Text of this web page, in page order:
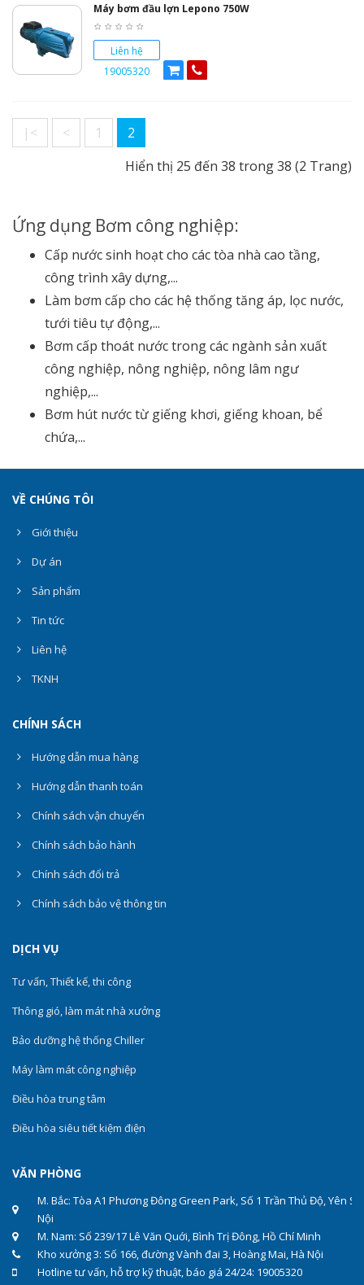
Máy bơm đầu lợn Lepono 750W
Liên hệ
19005320
|< < 1
2
Hiển thị 25 đến 38 trong 38 (2 Trang)
Ứng dụng Bơm công nghiệp:
Cấp nước sinh hoạt cho các tòa nhà cao tầng,
công trình xây dựng,...
Làm bơm cấp cho các hệ thống tăng áp, lọc nước,
tưới tiêu tự động,...
Bơm cấp thoát nước trong các ngành sản xuất
công nghiệp, nông nghiệp, nông lâm ngư
nghiệp,...
Bơm hút nước từ giếng khơi, giếng khoan, bể
chứa,...
VỀ CHÚNG TÔI
Giới thiệu
Dự án
Sản phẩm
Tin tức
Liên hệ
TKNH
CHÍNH SÁCH
Hướng dẫn mua hàng
Hướng dẫn thanh toán
Chính sách vận chuyển
Chính sách bảo hành
Chính sách đổi trả
Chính sách bảo vệ thông tin
DỊCH VỤ
Tư vấn, Thiết kế, thi công
Thông gió, làm mát nhà xưởng
Bảo dưỡng hệ thống Chiller
Máy làm mát công nghiệp
Điều hòa trung tâm
Điều hòa siêu tiết kiệm điện
VĂN PHÒNG
M. Bắc: Tòa A1 Phương Đông Green Park, Số 1 Trần Thủ Độ, Yên
Nội
M. Nam: Số 239/17 Lê Văn Quới, Bình Trị Đông, Hồ Chí Minh
Kho xưởng 3: Số 166, đường Vành đai 3, Hoàng Mai, Hà Nội
Hotline tư vấn, hỗ trợ kỹ thuật, báo giá 24/24: 19005320